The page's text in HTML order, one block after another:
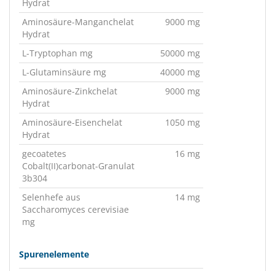
Hydrat
Aminosäure-Manganchelat
Hydrat
9000 mg
L-Tryptophan mg
50000 mg
L-Glutaminsäure mg
40000 mg
Aminosäure-Zinkchelat
Hydrat
9000 mg
Aminosäure-Eisenchelat
Hydrat
1050 mg
gecoatetes
Cobalt(II)carbonat-Granulat
3b304
16 mg
Selenhefe aus
Saccharomyces cerevisiae
mg
14 mg
Spurenelemente